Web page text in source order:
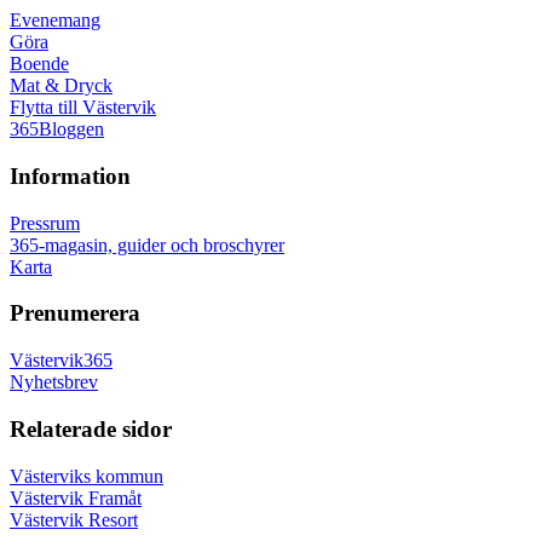
Evenemang
Göra
Boende
Mat & Dryck
Flytta till Västervik
365Bloggen
Information
Pressrum
365-magasin, guider och broschyrer
Karta
Prenumerera
Västervik365
Nyhetsbrev
Relaterade sidor
Västerviks kommun
Västervik Framåt
Västervik Resort